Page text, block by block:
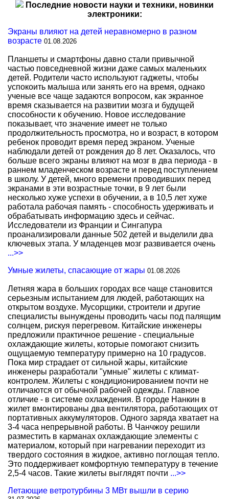
Последние новости науки и техники, новинки
электроники:
Экраны влияют на детей неравномерно в разном
возрасте 01.08.2026
Планшеты и смартфоны давно стали привычной
частью повседневной жизни даже самых маленьких
детей. Родители часто используют гаджеты, чтобы
успокоить малыша или занять его на время, однако
ученые все чаще задаются вопросом, как экранное
время сказывается на развитии мозга и будущей
способности к обучению. Новое исследование
показывает, что значение имеет не только
продолжительность просмотра, но и возраст, в котором
ребенок проводит время перед экраном. Ученые
наблюдали детей от рождения до 8 лет. Оказалось, что
больше всего экраны влияют на мозг в два периода - в
раннем младенческом возрасте и перед поступлением
в школу. У детей, много времени проводивших перед
экранами в эти возрастные точки, в 9 лет были
несколько хуже успехи в обучении, а в 10,5 лет хуже
работала рабочая память - способность удерживать и
обрабатывать информацию здесь и сейчас.
Исследователи из Франции и Сингапура
проанализировали данные 502 детей и выделили два
ключевых этапа. У младенцев мозг развивается очень
...>>
Умные жилеты, спасающие от жары 01.08.2026
Летняя жара в больших городах все чаще становится
серьезным испытанием для людей, работающих на
открытом воздухе. Мусорщики, строители и другие
специалисты вынуждены проводить часы под палящим
солнцем, рискуя перегревом. Китайские инженеры
предложили практичное решение - специальные
охлаждающие жилеты, которые помогают снизить
ощущаемую температуру примерно на 10 градусов.
Пока мир страдает от сильной жары, китайские
инженеры разработали "умные" жилеты с климат-
контролем. Жилеты с кондиционированием почти не
отличаются от обычной рабочей одежды. Главное
отличие - в системе охлаждения. В городе Нанкин в
жилет вмонтированы два вентилятора, работающих от
портативных аккумуляторов. Одного заряда хватает на
3-4 часа непрерывной работы. В Чанчжоу решили
разместить в карманах охлаждающие элементы с
материалом, который при нагревании переходит из
твердого состояния в жидкое, активно поглощая тепло.
Это поддерживает комфортную температуру в течение
2,5-4 часов. Такие жилеты выглядят почти ...>>
Летающие ветротурбины 3 МВт вышли в серию